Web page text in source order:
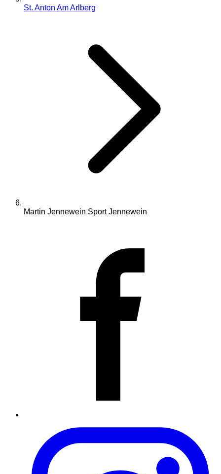
St. Anton Am Arlberg
Martin Jennewein Sport Jennewein